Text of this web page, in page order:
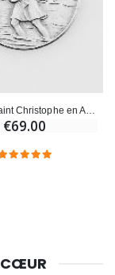
Médaille Saint Christophe en Argent Massif - 18mm
€69.00
CŒUR